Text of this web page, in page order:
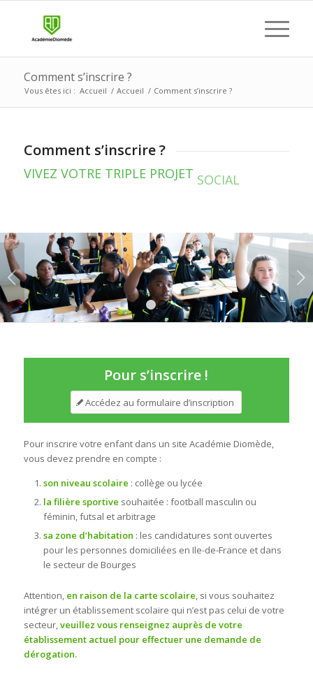
Comment s’inscrire ?
Vous êtes ici : Accueil / Accueil / Comment s’inscrire ?
Comment s’inscrire ?
VIVEZ VOTRE TRIPLE PROJET
Suivant
1 2
Pour s’inscrire !
Accédez au formulaire d’inscription
Pour inscrire votre enfant dans un site Académie Diomède,
vous devez prendre en compte :
son niveau scolaire : collège ou lycée
la filière sportive souhaitée : football masculin ou
féminin, futsal et arbitrage
sa zone d’habitation : les candidatures sont ouvertes
pour les personnes domiciliées en Ile-de-France et dans
le secteur de Bourges
Attention, en raison de la carte scolaire, si vous souhaitez
intégrer un établissement scolaire qui n’est pas celui de votre
secteur,veuillez vous renseignez auprès de votre
établissement actuel pour effectuer une demande de
dérogation.